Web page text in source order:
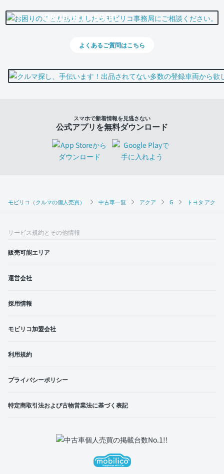
モビリコ（クルマの個人売買） 中古車一覧 アクア G トヨタ アク
0800-500-5500
よくあるご質問はこちら
スマホで新着情報を見逃さない
公式アプリを無料ダウンロード
サービス規約とその他情報
販売可能エリア
運営会社
採用情報
モビリコ加盟会社
利用規約
プライバシーポリシー
特定商取引法および古物営業法に基づく表記